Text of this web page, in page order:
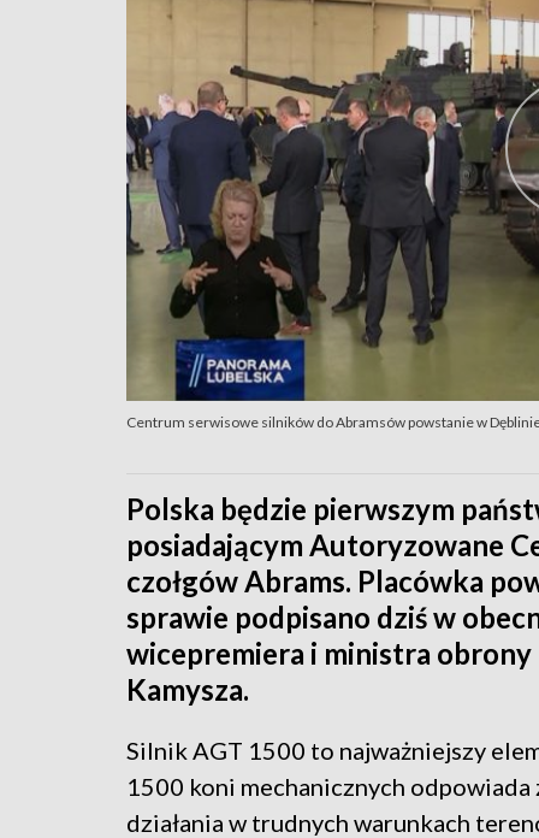
Centrum serwisowe silników do Abramsów powstanie w
Polska będzie pierwszym
posiadającym Autoryzowane
czołgów Abrams. Placówka
sprawie podpisano dziś w
wicepremiera i ministra obrony
Kamysza.
Silnik AGT 1500 to najważniejszy
1500 koni mechanicznych
działania w trudnych warunkach